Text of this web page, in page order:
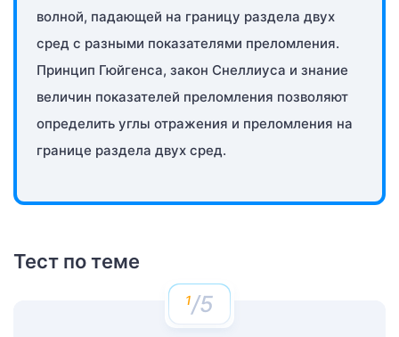
волной, падающей на границу раздела двух
сред с разными показателями преломления.
Принцип Гюйгенса, закон Снеллиуса и знание
величин показателей преломления позволяют
определить углы отражения и преломления на
границе раздела двух сред.
Тест по теме
/5